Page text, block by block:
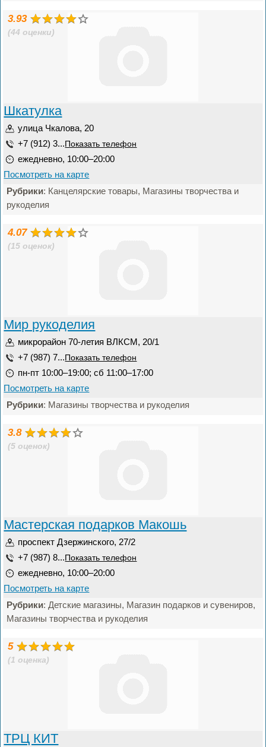
3.93
(44 оценки)
Шкатулка
улица Чкалова, 20
+7 (912) 3... Показать телефон
ежедневно, 10:00–20:00
Посмотреть на карте
Рубрики: Канцелярские товары, Магазины творчества и
рукоделия
4.07
(15 оценок)
Мир рукоделия
микрорайон 70-летия ВЛКСМ, 20/1
+7 (987) 7... Показать телефон
пн-пт 10:00–19:00; сб 11:00–17:00
Посмотреть на карте
Рубрики: Магазины творчества и рукоделия
3.8
(5 оценок)
Мастерская подарков Макошь
проспект Дзержинского, 27/2
+7 (987) 8... Показать телефон
ежедневно, 10:00–20:00
Посмотреть на карте
Рубрики: Детские магазины, Магазин подарков и сувениров,
Магазины творчества и рукоделия
5
(1 оценка)
ТРЦ КИТ